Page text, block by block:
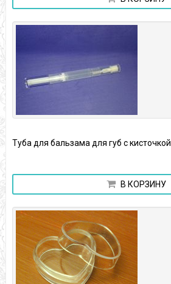
Туба для бальзама для губ с кисточкой
В КОРЗИНУ